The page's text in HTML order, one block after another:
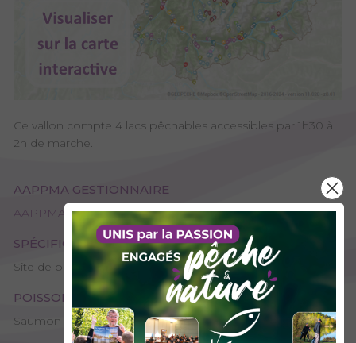
Ce vallon compte 4 lacs pêchables accessibles par 1h30 à
2h de marche.
AAPPMA GESTIONNAIRE
AAPPMA de Bourg-Saint-Maurice - Lacs et Torrents
SPÉCIFICITÉS
Site de pêche - 1ère catégorie
POISSONS PRÉSENTS
Saumon de fontaine, Truite fario